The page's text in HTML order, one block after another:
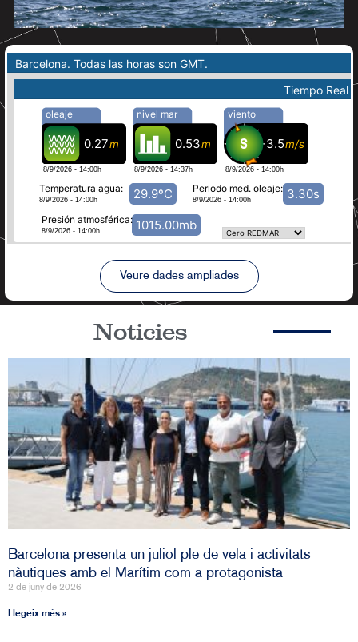
Veure dades ampliades
Noticies
Barcelona presenta un juliol ple de vela i activitats
nàutiques amb el Marítim com a protagonista
2 de juny de 2026
Llegeix més »